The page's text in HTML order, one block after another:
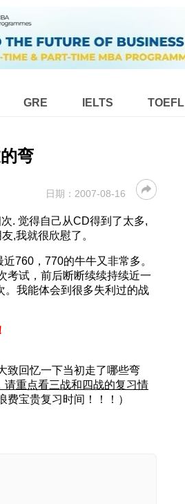
GRE IELTS TOEFL
弯
日期： 2007-08-16
. 觉得自己从CD得到了太多,
,我就很欣慰了。
760，770的牛牛又非常多。
考试，前后断断续续持续近一
。我能体会到很多失利过的战
致回忆一下当初走了哪些弯
请重点看三战和四战的复习情
费宝贵复习时间！！！）